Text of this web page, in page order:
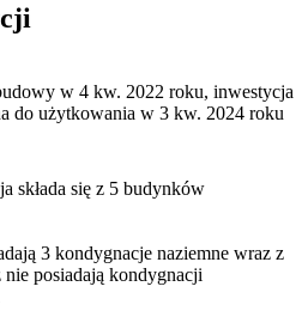
w 4 kw. 2022 roku, inwestycja
do użytkowania w 3 kw. 2024 roku
składa się z 5 budynków
3 kondygnacje naziemne wraz z
nie posiadają kondygnacji